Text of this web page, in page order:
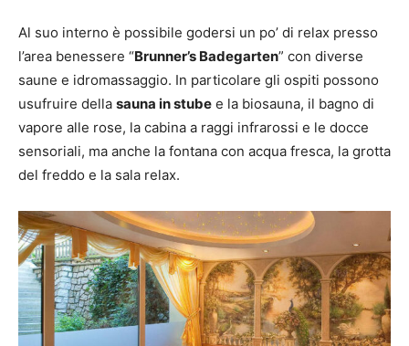
Al suo interno è possibile godersi un po’ di relax presso
l’area benessere “Brunner’s Badegarten” con diverse
saune e idromassaggio. In particolare gli ospiti possono
usufruire della sauna in stube e la biosauna, il bagno di
vapore alle rose, la cabina a raggi infrarossi e le docce
sensoriali, ma anche la fontana con acqua fresca, la grotta
del freddo e la sala relax.